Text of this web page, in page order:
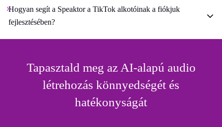
Hogyan segít a Speaktor a TikTok alkotóinak a fiókjuk
fejlesztésében?
Tapasztald meg az AI-alapú audio
létrehozás könnyedségét és
hatékonyságát